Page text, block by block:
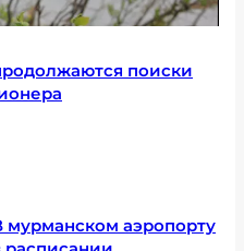
поиски
аэропорту